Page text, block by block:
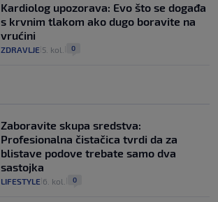
Kardiolog upozorava: Evo što se događa
s krvnim tlakom ako dugo boravite na
vrućini
ZDRAVLJE 5. kol. 0
Zaboravite skupa sredstva:
Profesionalna čistačica tvrdi da za
blistave podove trebate samo dva
sastojka
LIFESTYLE 6. kol. 0